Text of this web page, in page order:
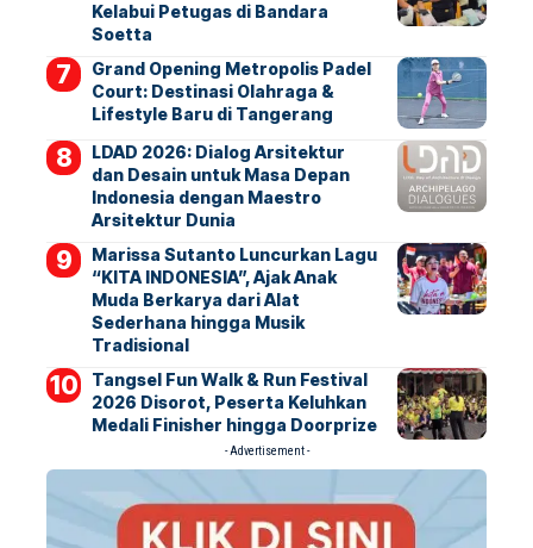
Kelabui Petugas di Bandara
Soetta
Grand Opening Metropolis Padel
Court: Destinasi Olahraga &
Lifestyle Baru di Tangerang
LDAD 2026: Dialog Arsitektur
dan Desain untuk Masa Depan
Indonesia dengan Maestro
Arsitektur Dunia
Marissa Sutanto Luncurkan Lagu
“KITA INDONESIA”, Ajak Anak
Muda Berkarya dari Alat
Sederhana hingga Musik
Tradisional
Tangsel Fun Walk & Run Festival
2026 Disorot, Peserta Keluhkan
Medali Finisher hingga Doorprize
- Advertisement -